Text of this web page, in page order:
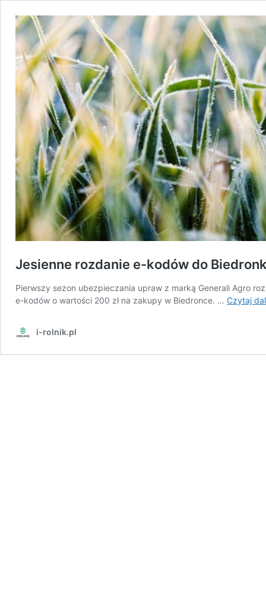
Jesienne rozdanie e-kodów do
Pierwszy sezon ubezpieczania upraw z marką Generali Agro
e-kodów o wartości 200 zł na zakupy w Biedronce. … Czytaj
i-rolnik.pl